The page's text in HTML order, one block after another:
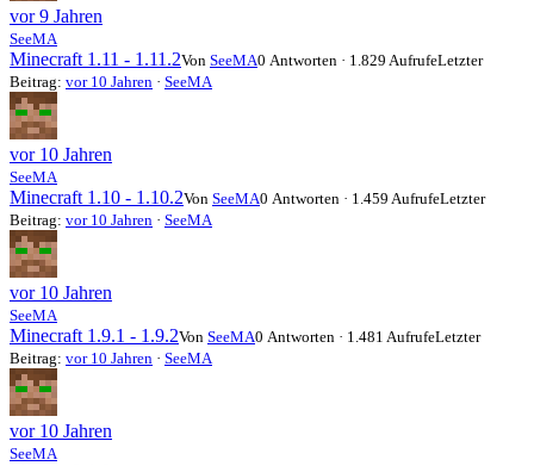
vor 9 Jahren
SeeMA
Minecraft 1.11 - 1.11.2Von SeeMA0 Antworten · 1.829 AufrufeLetzter
Beitrag: vor 10 Jahren · SeeMA
vor 10 Jahren
SeeMA
Minecraft 1.10 - 1.10.2Von SeeMA0 Antworten · 1.459 AufrufeLetzter
Beitrag: vor 10 Jahren · SeeMA
vor 10 Jahren
SeeMA
Minecraft 1.9.1 - 1.9.2Von SeeMA0 Antworten · 1.481 AufrufeLetzter
Beitrag: vor 10 Jahren · SeeMA
vor 10 Jahren
SeeMA